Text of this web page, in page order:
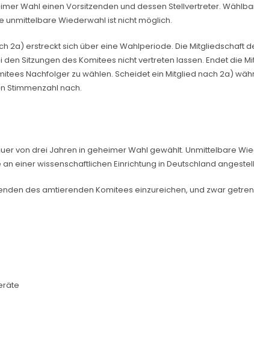
Wahl einen Vorsitzenden und dessen Stellvertreter.
unmittelbare Wiederwahl ist nicht möglich.
2a) erstreckt sich über eine Wahlperiode. Die Mitgliedschaft
den Sitzungen des Komitees nicht vertreten lassen. Endet die
Nachfolger zu wählen. Scheidet ein Mitglied nach 2a)
Stimmenzahl nach.
von drei Jahren in geheimer Wahl gewählt. Unmittelbare
einer wissenschaftlichen Einrichtung in Deutschland
des amtierenden Komitees einzureichen, und zwar